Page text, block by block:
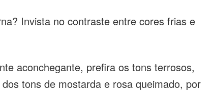
Invista no contraste entre cores frias e
aconchegante, prefira os tons terrosos,
tons de mostarda e rosa queimado, por